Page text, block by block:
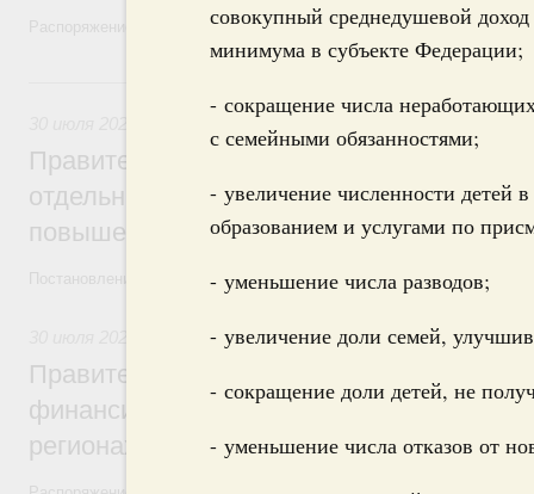
совокупный среднедушевой
минимума в субъекте Федерации;
- сокращение числа
с семейными обязанностями;
- увеличение численности детей
образованием и услугами по
- уменьшение числа разводов;
- увеличение доли семей,
- сокращение доли детей, не
- уменьшение числа отказов от
Распоряжение от 28 июля 2026 года №1999-р и распоряжение от
Оборот бензина и дизельного топлива
Правительство ввело новый временный
отдельных видов топлива и утвердило
повышения доступности нефтепродуктов
Постановления от 30 июля 2026 года №952, №953, №954
Малое и среднее предпринимательство
Правительство выделило
финансирование на поддержку бизнеса
регионах